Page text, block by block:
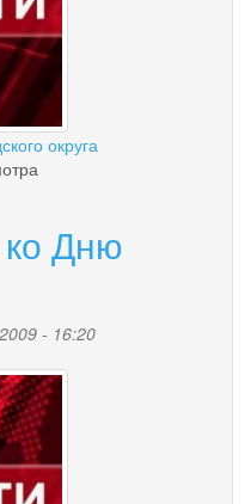
округа
ко Дню
- 16:20